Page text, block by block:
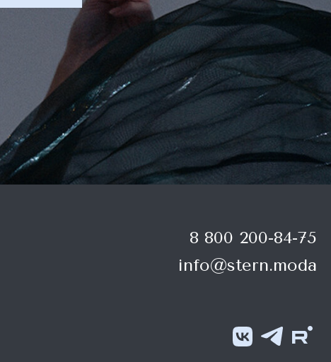
8 800 200-84-75
info@stern.moda